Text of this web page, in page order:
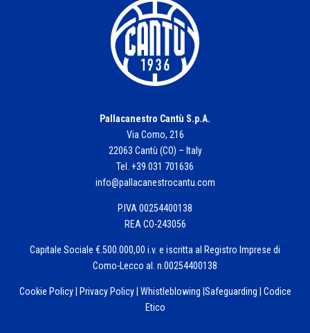
Pallacanestro Cantù S.p.A.
Via Como, 216
22063 Cantù (CO) – Italy
Tel. +39 031 701636
info@pallacanestrocantu.com
P.IVA 00254400138
REA CO-243056
Capitale Sociale €.500.000,00 i.v. e iscritta al Registro Imprese di
Como-Lecco al. n.00254400138
Cookie Policy| Privacy Policy| Whistleblowing Safeguarding
Codice
Etico